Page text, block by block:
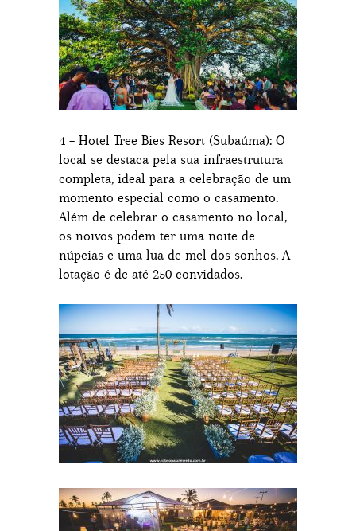
4 – Hotel Tree Bies Resort (Subaúma): O
local se destaca pela sua infraestrutura
completa, ideal para a celebração de um
momento especial como o casamento.
Além de celebrar o casamento no local,
os noivos podem ter uma noite de
núpcias e uma lua de mel dos sonhos. A
lotação é de até 250 convidados.